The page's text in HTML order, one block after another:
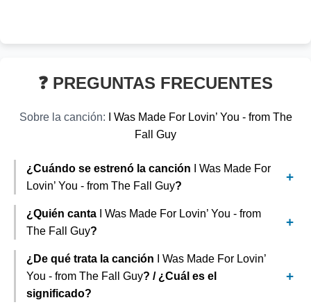
❓ PREGUNTAS FRECUENTES
Sobre la canción:
I Was Made For Lovin’ You - from The
Fall Guy
¿Cuándo se estrenó la canción
I Was Made For
Lovin’ You - from The Fall Guy?
¿Quién canta
I Was Made For Lovin’ You - from
The Fall Guy?
¿De qué trata la canción
I Was Made For Lovin’
You - from The Fall Guy? / ¿Cuál es el
significado?